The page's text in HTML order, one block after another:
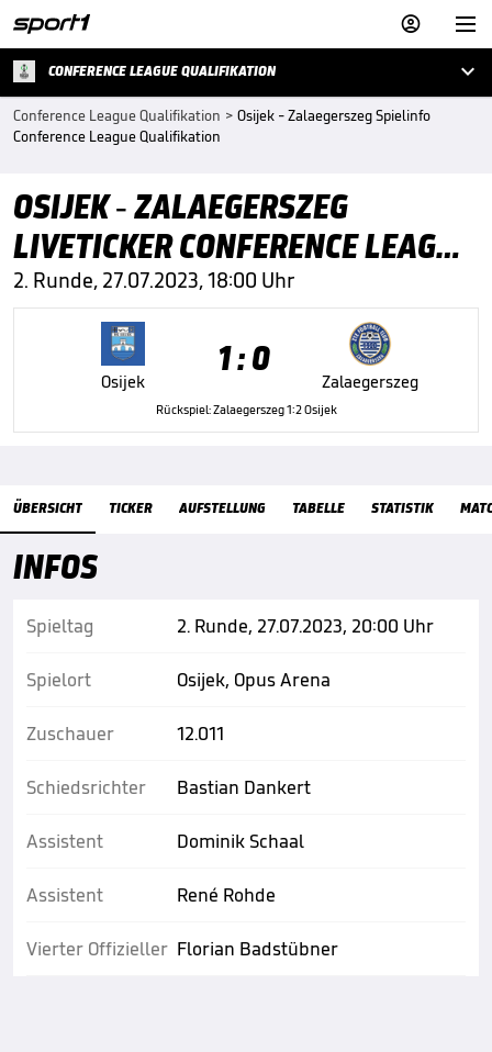


CONFERENCE LEAGUE QUALIFIKATION 
Conference League Qualifikation > Osijek - Zalaegerszeg Spielinfo
Conference League Qualifikation
OSIJEK - ZALAEGERSZEG
LIVETICKER CONFERENCE LEAGUE
QUALIFIKATION
2. Runde, 27.07.2023, 18:00 Uhr
Osijek
1 : 0
Zalaegerszeg
Rückspiel: Zalaegerszeg 1:2 Osijek
ÜBERSICHT TICKER AUFSTELLUNG TABELLE STATISTIK
Übersicht
INFOS
Spieltag
Spielort
Zuschauer
Schiedsrichter
Assistent
Assistent
Vierter Offizieller
2. Runde, 27.07.2023, 20:00 Uhr
Osijek, Opus Arena
12.011
Bastian Dankert
Dominik Schaal
René Rohde
Florian Badstübner